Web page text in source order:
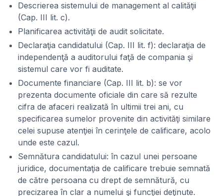
Descrierea sistemului de management al calităţii
(Cap. III lit. c).
Planificarea activităţii de audit solicitate.
Declaraţia candidatului (Cap. III lit. f): declaraţia de
independenţă a auditorului faţă de compania şi
sistemul care vor fi auditate.
Documente financiare (Cap. III lit. b): se vor
prezenta documente oficiale din care să rezulte
cifra de afaceri realizată în ultimii trei ani, cu
specificarea sumelor provenite din activităţi similare
celei supuse atenţiei în cerinţele de calificare, acolo
unde este cazul.
Semnătura candidatului: în cazul unei persoane
juridice, documentaţia de calificare trebuie semnată
de către persoana cu drept de semnătură, cu
precizarea în clar a numelui şi funcţiei deţinute.